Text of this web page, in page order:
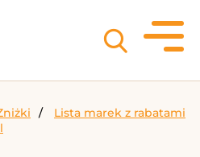
Lista marek z rabatami